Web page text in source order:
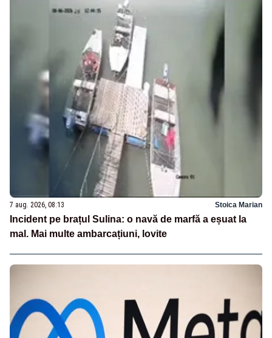
7 aug. 2026, 08:13 Stoica Marian
Incident pe brațul Sulina: o navă de marfă a eșuat la
mal. Mai multe ambarcațiuni, lovite